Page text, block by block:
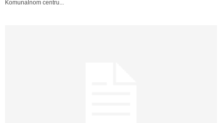
Komunalnom centru...